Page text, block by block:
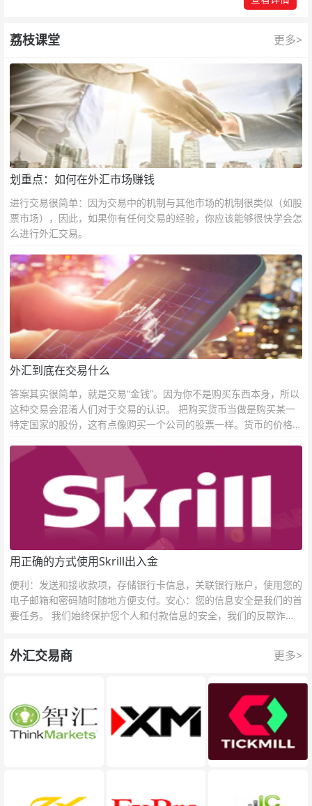
荔枝课堂 更多>
划重点：如何在外汇市场赚钱
进行交易很简单：因为交易中的机制与其他市场的机制很类似（如股
票市场），因此，如果你有任何交易的经验，你应该能够很快学会怎
么进行外汇交易。
外汇到底在交易什么
答案其实很简单，就是交易“金钱”。因为你不是购买东西本身，所以
这种交易会混淆人们对于交易的认识。 把购买货币当做是购买某一
特定国家的股份，这有点像购买一个公司的股票一样。货币的价格直
用正确的方式使用Skrill出入金
便利：发送和接收款项，存储银行卡信息，关联银行账户，使用您的
电子邮箱和密码随时随地方便支付。安心：您的信息安全是我们的首
要任务。 我们始终保护您个人和付款信息的安全，我们的反欺诈团
外汇交易商 更多>